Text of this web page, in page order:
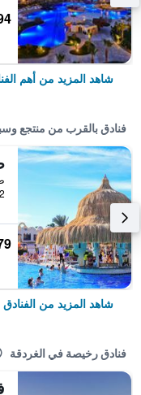
شاهد المزيد من أهم
فنادق بالقرب من منتجع
0.2
شاهد المزيد من الفنادق
فنادق رخيصة في الغردقة